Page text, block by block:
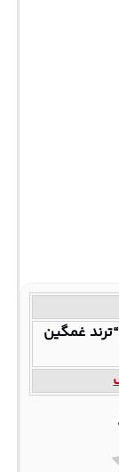
غمگین